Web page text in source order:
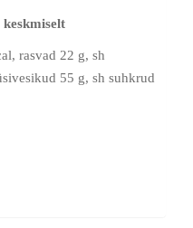
rasvad 22 g, sh
55 g, sh suhkrud